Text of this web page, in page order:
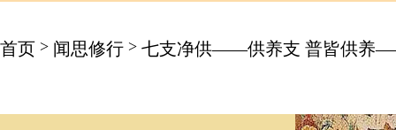
首页 > 闻思修行 > 七支净供——供养支 普皆供养